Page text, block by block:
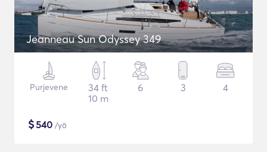
Jeanneau Sun Odyssey 349
Purjevene
34 ft
10 m
6 3 4
$540 /yö